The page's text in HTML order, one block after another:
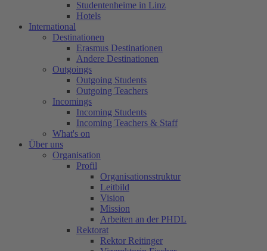
Studentenheime in Linz
Hotels
International
Destinationen
Erasmus Destinationen
Andere Destinationen
Outgoings
Outgoing Students
Outgoing Teachers
Incomings
Incoming Students
Incoming Teachers & Staff
What's on
Über uns
Organisation
Profil
Organisationsstruktur
Leitbild
Vision
Mission
Arbeiten an der PHDL
Rektorat
Rektor Reitinger